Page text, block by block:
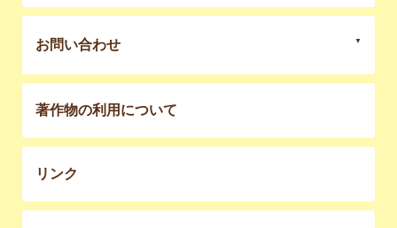
お問い合わせ
著作物の利用について
リンク